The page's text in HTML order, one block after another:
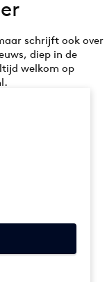
schrijft ook over
diep in de
welkom op